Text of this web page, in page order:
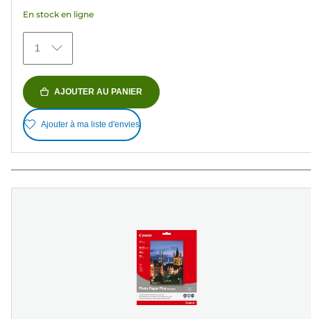
473
avis
En stock en ligne
1
AJOUTER AU PANIER
Ajouter à ma liste d'envies